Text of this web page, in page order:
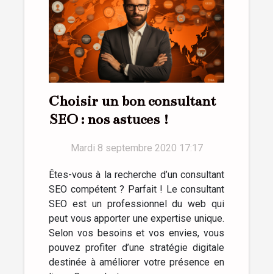
Choisir un bon consultant
SEO : nos astuces !
Mardi 8 septembre 2020 17:17
Êtes-vous à la recherche d’un consultant
SEO compétent ? Parfait ! Le consultant
SEO est un professionnel du web qui
peut vous apporter une expertise unique.
Selon vos besoins et vos envies, vous
pouvez profiter d’une stratégie digitale
destinée à améliorer votre présence en